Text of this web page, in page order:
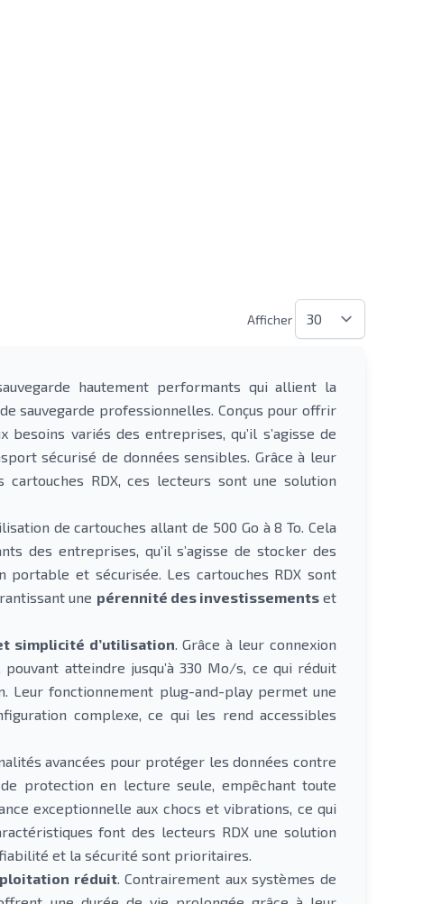
Afficher
hautement performants qui allient la
sauvegarde professionnelles. Conçus pour offrir
variés des entreprises, qu’il s’agisse de
sécurisé de données sensibles. Grâce à leur
RDX, ces lecteurs sont une solution
de cartouches allant de 500 Go à 8 To. Cela
des entreprises, qu’il s’agisse de stocker des
portable et sécurisée. Les cartouches RDX sont
une pérennité des investissementset
simplicité d’utilisation. Grâce à leur connexion
atteindre jusqu’à 330 Mo/s, ce qui réduit
Leur fonctionnement plug-and-play permet une
complexe, ce qui les rend accessibles
avancées pour protéger les données contre
protection en lecture seule, empêchant toute
exceptionnelle aux chocs et vibrations, ce qui
font des lecteurs RDX une solution
et la sécurité sont prioritaires.
réduit. Contrairement aux systèmes de